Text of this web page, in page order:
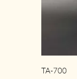
TA-700